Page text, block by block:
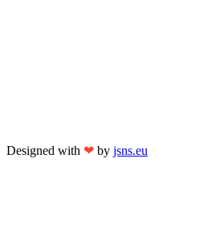
Designed with ❤ by jsns.eu